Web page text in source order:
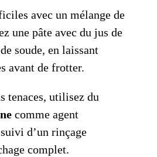
avec un mélange de
une pâte avec du jus de
soude, en laissant
avant de frotter.
tenaces, utilisez du
comme agent
d’un rinçage
complet.